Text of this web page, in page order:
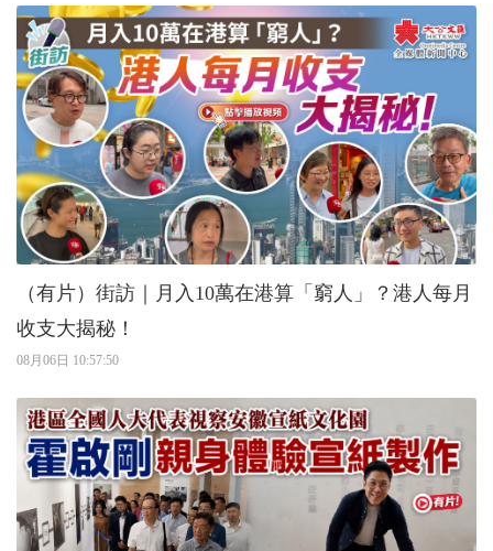
（有片）街訪｜月入10萬在港算「窮人」？港人每月
收支大揭秘！
08月06日 10:57:50